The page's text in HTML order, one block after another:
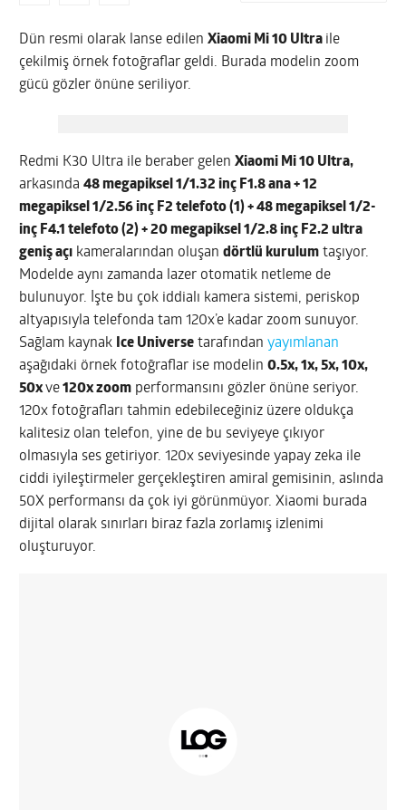
Dün resmi olarak lanse edilenXiaomi Mi 10 Ultra ile
çekilmiş örnek fotoğraflar geldi. Burada modelin zoom
gücü gözler önüne seriliyor.
Redmi K30 Ultra ile beraber gelenXiaomi Mi 10 Ultra,
arkasında48 megapiksel 1/1.32 inç F1.8 ana + 12
megapiksel 1/2.56 inç F2 telefoto (1) + 48 megapiksel 1/2-
inç F4.1 telefoto (2) + 20 megapiksel 1/2.8 inç F2.2 ultra
geniş açı kameralarından oluşandörtlü kurulum taşıyor.
Modelde aynı zamanda lazer otomatik netleme de
bulunuyor. İşte bu çok iddialı kamera sistemi, periskop
altyapısıyla telefonda tam 120x’e kadar zoom sunuyor.
Sağlam kaynak Ice Universe tarafındanyayımlanan
aşağıdaki örnek fotoğraflar ise modelin0.5x, 1x, 5x, 10x,
50xve120x zoom performansını gözler önüne seriyor.
120x fotoğrafları tahmin edebileceğiniz üzere oldukça
kalitesiz olan telefon, yine de bu seviyeye çıkıyor
olmasıyla ses getiriyor. 120x seviyesinde yapay zeka ile
ciddi iyileştirmeler gerçekleştiren amiral gemisinin, aslında
50X performansı da çok iyi görünmüyor. Xiaomi burada
dijital olarak sınırları biraz fazla zorlamış izlenimi
oluşturuyor.